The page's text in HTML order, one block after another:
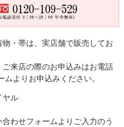
・帯は、実店舗で販売してお
来店の際のお申込みはお電話
よりお申込みください。
ヤル
わせフォームよりご入力のう